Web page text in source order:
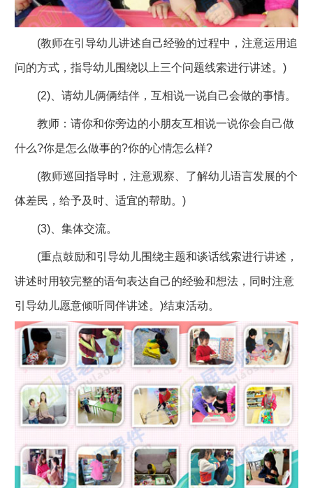
(教师在引导幼儿讲述自己经验的过程中，注意运用追
问的方式，指导幼儿围绕以上三个问题线索进行讲述。)
(2)、请幼儿俩俩结伴，互相说一说自己会做的事情。
教师：请你和你旁边的小朋友互相说一说你会自己做
什么?你是怎么做事的?你的心情怎么样?
(教师巡回指导时，注意观察、了解幼儿语言发展的个
体差民，给予及时、适宜的帮助。)
(3)、集体交流。
(重点鼓励和引导幼儿围绕主题和谈话线索进行讲述，
讲述时用较完整的语句表达自己的经验和想法，同时注意
引导幼儿愿意倾听同伴讲述。)结束活动。